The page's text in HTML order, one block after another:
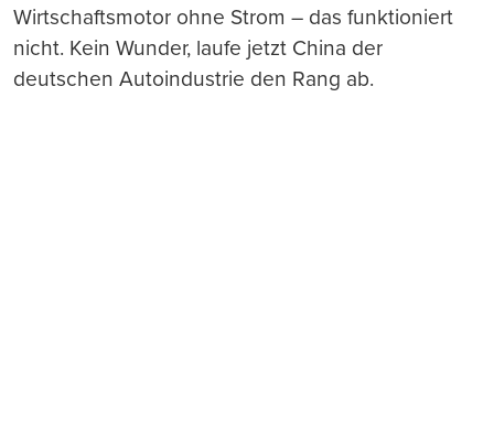
Wirtschaftsmotor ohne Strom – das funktioniert
nicht. Kein Wunder, laufe jetzt China der
deutschen Autoindustrie den Rang ab.